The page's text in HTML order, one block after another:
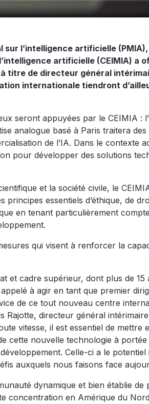
l’intelligence artificielle
artificielle (CEIMIA) a
titre de directeur général
internationale tiendront
seront appuyées par le CEIMIA :
analogue basé à Paris traitera
de l’IA. Dans le contexte
pour développer des solutions
et la société civile, le
essentiels d’éthique, de
en tenant particulièrement
qui visent à renforcer la
et cadre supérieur, dont plus de 15
à agir en tant que premier
de ce tout nouveau centre
directeur général
vitesse, il est essentiel de mettre
cette nouvelle technologie à
Celle-ci a le
auxquels nous faisons face
dynamique et bien établie de
concentration en Amérique du